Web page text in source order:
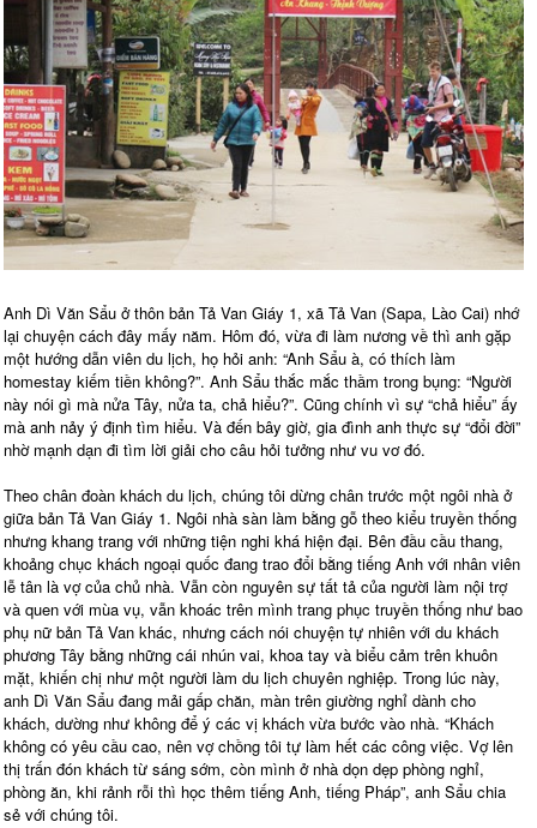
Anh Dì Văn Sẩu ở thôn bản Tả Van Giáy 1, xã Tả Van (Sapa, Lào Cai) nhớ
lại chuyện cách đây mấy năm. Hôm đó, vừa đi làm nương về thì anh gặp
một hướng dẫn viên du lịch, họ hỏi anh: “Anh Sẩu à, có thích làm
homestay kiếm tiền không?”. Anh Sẩu thắc mắc thầm trong bụng: “Người
này nói gì mà nửa Tây, nửa ta, chả hiểu?”. Cũng chính vì sự “chả hiểu” ấy
mà anh nảy ý định tìm hiểu. Và đến bây giờ, gia đình anh thực sự “đổi đời”
nhờ mạnh dạn đi tìm lời giải cho câu hỏi tưởng như vu vơ đó.
Theo chân đoàn khách du lịch, chúng tôi dừng chân trước một ngôi nhà ở
giữa bản Tả Van Giáy 1. Ngôi nhà sàn làm bằng gỗ theo kiểu truyền thống
nhưng khang trang với những tiện nghi khá hiện đại. Bên đầu cầu thang,
khoảng chục khách ngoại quốc đang trao đổi bằng tiếng Anh với nhân viên
lễ tân là vợ của chủ nhà. Vẫn còn nguyên sự tất tả của người làm nội trợ
và quen với mùa vụ, vẫn khoác trên mình trang phục truyền thống như bao
phụ nữ bản Tả Van khác, nhưng cách nói chuyện tự nhiên với du khách
phương Tây bằng những cái nhún vai, khoa tay và biểu cảm trên khuôn
mặt, khiến chị như một người làm du lịch chuyên nghiệp. Trong lúc này,
anh Dì Văn Sẩu đang mải gấp chăn, màn trên giường nghỉ dành cho
khách, dường như không để ý các vị khách vừa bước vào nhà. “Khách
không có yêu cầu cao, nên vợ chồng tôi tự làm hết các công việc. Vợ lên
thị trấn đón khách từ sáng sớm, còn mình ở nhà dọn dẹp phòng nghỉ,
phòng ăn, khi rảnh rỗi thì học thêm tiếng Anh, tiếng Pháp”, anh Sẩu chia
sẻ với chúng tôi.